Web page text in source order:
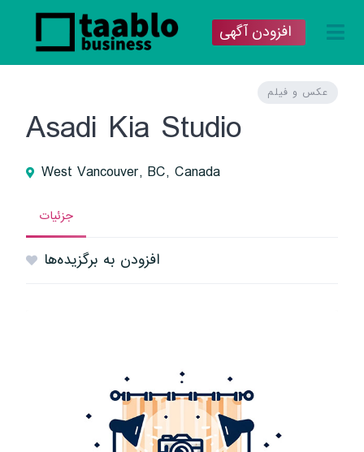
افزودن آگهی
عکس و فیلم
Asadi Kia Studio
West Vancouver, BC, Canada
جزئیات
افزودن به برگزیده‌ها